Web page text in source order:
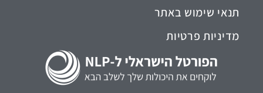
תנאי שימוש באתר
מדיניות פרטיות